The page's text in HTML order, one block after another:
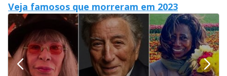
Veja famosos que morreram em 2023